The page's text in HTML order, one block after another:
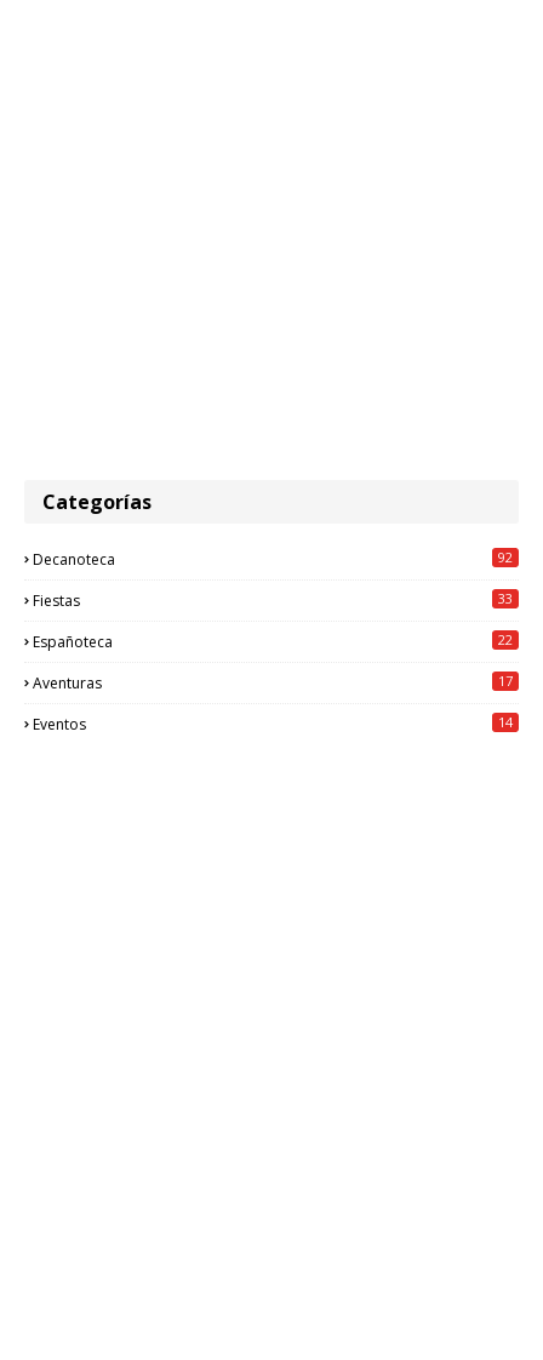
Categorías
Decanoteca 92
Fiestas 33
Españoteca 22
Aventuras 17
Eventos 14